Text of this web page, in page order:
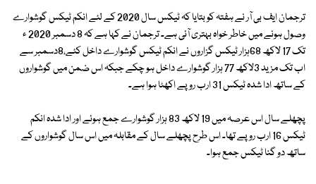
ترجمان ایف بی آر نے ہفتہ کو بتایا کہ ٹیکس سال 2020 کے لئے انکم ٹیکس گوشوارے
وصول ہونے میں خاطر خواہ بہتری آئی ہے۔ ترجمان نے کہا ہے کہ 8 دسمبر 2020 ء
تک 17 لاکھ 68ہزار ٹیکس گزاروں نے انکم ٹیکس گوشوارے داخل کئے،8دسمبر سے
اب تک مزید 3لاکھ 77 ہزار گوشوارے داخل ہو چکے جبکہ اس ضمن میں گوشواروں
کے ساتھ ادا شدہ ٹیکس 31 ارب روپے اکھٹا ہوا ہے۔
پچھلے سال اس عرصہ میں 19 لاکھ 83 ہزار گوشوارے جمع ہوئے اور ادا شدہ انکم
ٹیکس 16 ارب روپے تھا۔ اس طرح پچھلے سال کے مقابلہ میں اس سال گوشواروں کے
ساتھ دو گنا ٹیکس جمع ہوا۔